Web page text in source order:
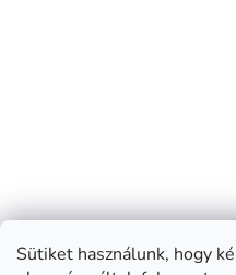
Sütiket használunk, hogy